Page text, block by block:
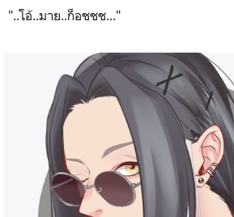
"..โอ้..มาย..ก็อชชช..."